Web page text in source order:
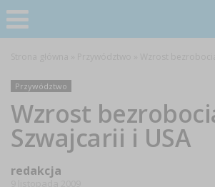
Przywództwo
Wzrost
Szwajcarii i USA
redakcja